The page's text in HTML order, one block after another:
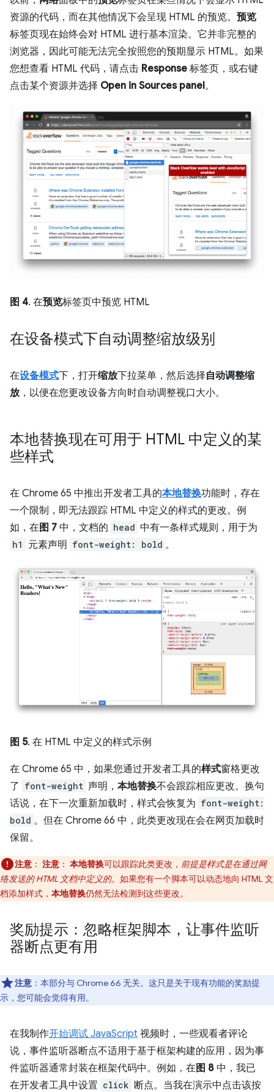
资源的代码，而在其他情况下会呈现 HTML 的预览。 预览
标签页现在始终会对 HTML 进行基本渲染。它并非完整的
浏览器，因此可能无法完全按照您的预期显示 HTML。如果
您想查看 HTML 代码，请点击 Response 标签页，或右键
点击某个资源并选择 Open in Sources panel。
图 4. 在预览标签页中预览 HTML
在设备模式下自动调整缩放级别
在设备模式下，打开缩放下拉菜单，然后选择自动调整缩
放，以便在您更改设备方向时自动调整视口大小。
本地替换现在可用于 HTML 中定义的某
些样式
在 Chrome 65 中推出开发者工具的本地替换功能时，存在
一个限制，即无法跟踪 HTML 中定义的样式的更改。例
如，在图 7 中，文档的 head 中有一条样式规则，用于为
h1 元素声明 font-weight: bold 。
图 5. 在 HTML 中定义的样式示例
在 Chrome 65 中，如果您通过开发者工具的样式窗格更改
了 font-weight 声明， 本地替换不会跟踪相应更改。换句
话说，在下一次重新加载时，样式会恢复为 font-weight:
bold 。但在 Chrome 66 中，此类更改现在会在网页加载时
保留。
注意 ： 注意 ： 本地替换可以跟踪此类更改， 前提是样式是在通过网
络发送的 HTML 文档中定义的。如果您有一个脚本可以动态地向 HTML 文
档添加样式， 本地替换仍然无法检测到这些更改。
奖励提示：忽略框架脚本，让事件监听
器断点更有用
注意 ：本部分与 Chrome 66 无关。这只是关于现有功能的奖励提
示，您可能会觉得有用。
在我制作开始调试 JavaScript 视频时，一些观看者评论
说，事件监听器断点不适用于基于框架构建的应用，因为事
件监听器通常封装在框架代码中。例如，在 图 8 中，我已
在开发者工具中设置 click 断点。当我在演示中点击该按